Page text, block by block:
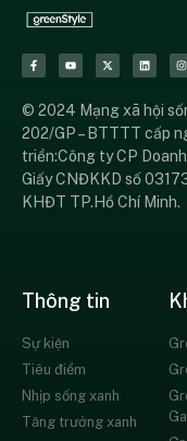
© 2024 Mạng xã hội
202/GP – BTTTT cấp
triển:Công ty CP
Giấy CNĐKKD số
KHĐT TP.Hồ Chí Minh.
Thông tin
Sự kiện
Tiêu điểm
Nhịp sống xanh
Tăng trưởng xanh